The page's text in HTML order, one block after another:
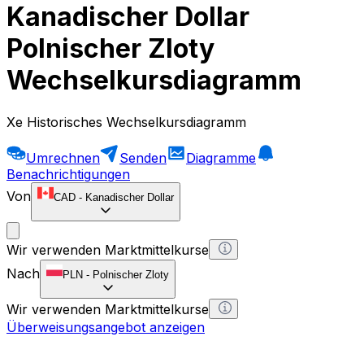
Kanadischer Dollar
Polnischer Zloty
Wechselkursdiagramm
Xe Historisches Wechselkursdiagramm
Umrechnen Senden
Diagramme
Benachrichtigungen
Von
CAD - Kanadischer Dollar
Wir verwenden Marktmittelkurse
Nach
PLN - Polnischer Zloty
Wir verwenden Marktmittelkurse
Überweisungsangebot anzeigen